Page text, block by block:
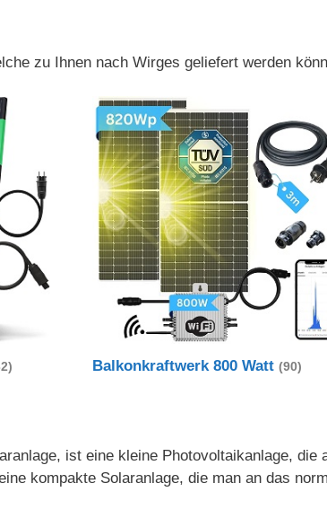
zu Ihnen nach Wirges geliefert werden
Balkonkraftwerk 800 Watt(90)
ist eine kleine Photovoltaikanlage, die
kompakte Solaranlage, die man an das